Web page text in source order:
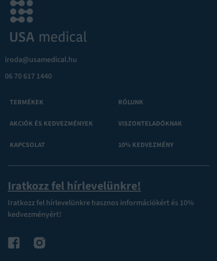
iroda@usamedical.hu
06 70 617 1440
TERMÉKEK
AKCIÓK ÉS KEDVEZMÉNYEK
KAPCSOLAT
RÓLUNK
VISZONTELADÓKNAK
10% KEDVEZMÉNY
Iratkozz fel hírlevelünkre!
Iratkozz fel hírlevelünkre hasznos információkért és 10%
kedvezményért!